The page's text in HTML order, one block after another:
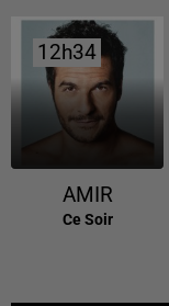
12h34
12h34
AMIR
Ce Soir